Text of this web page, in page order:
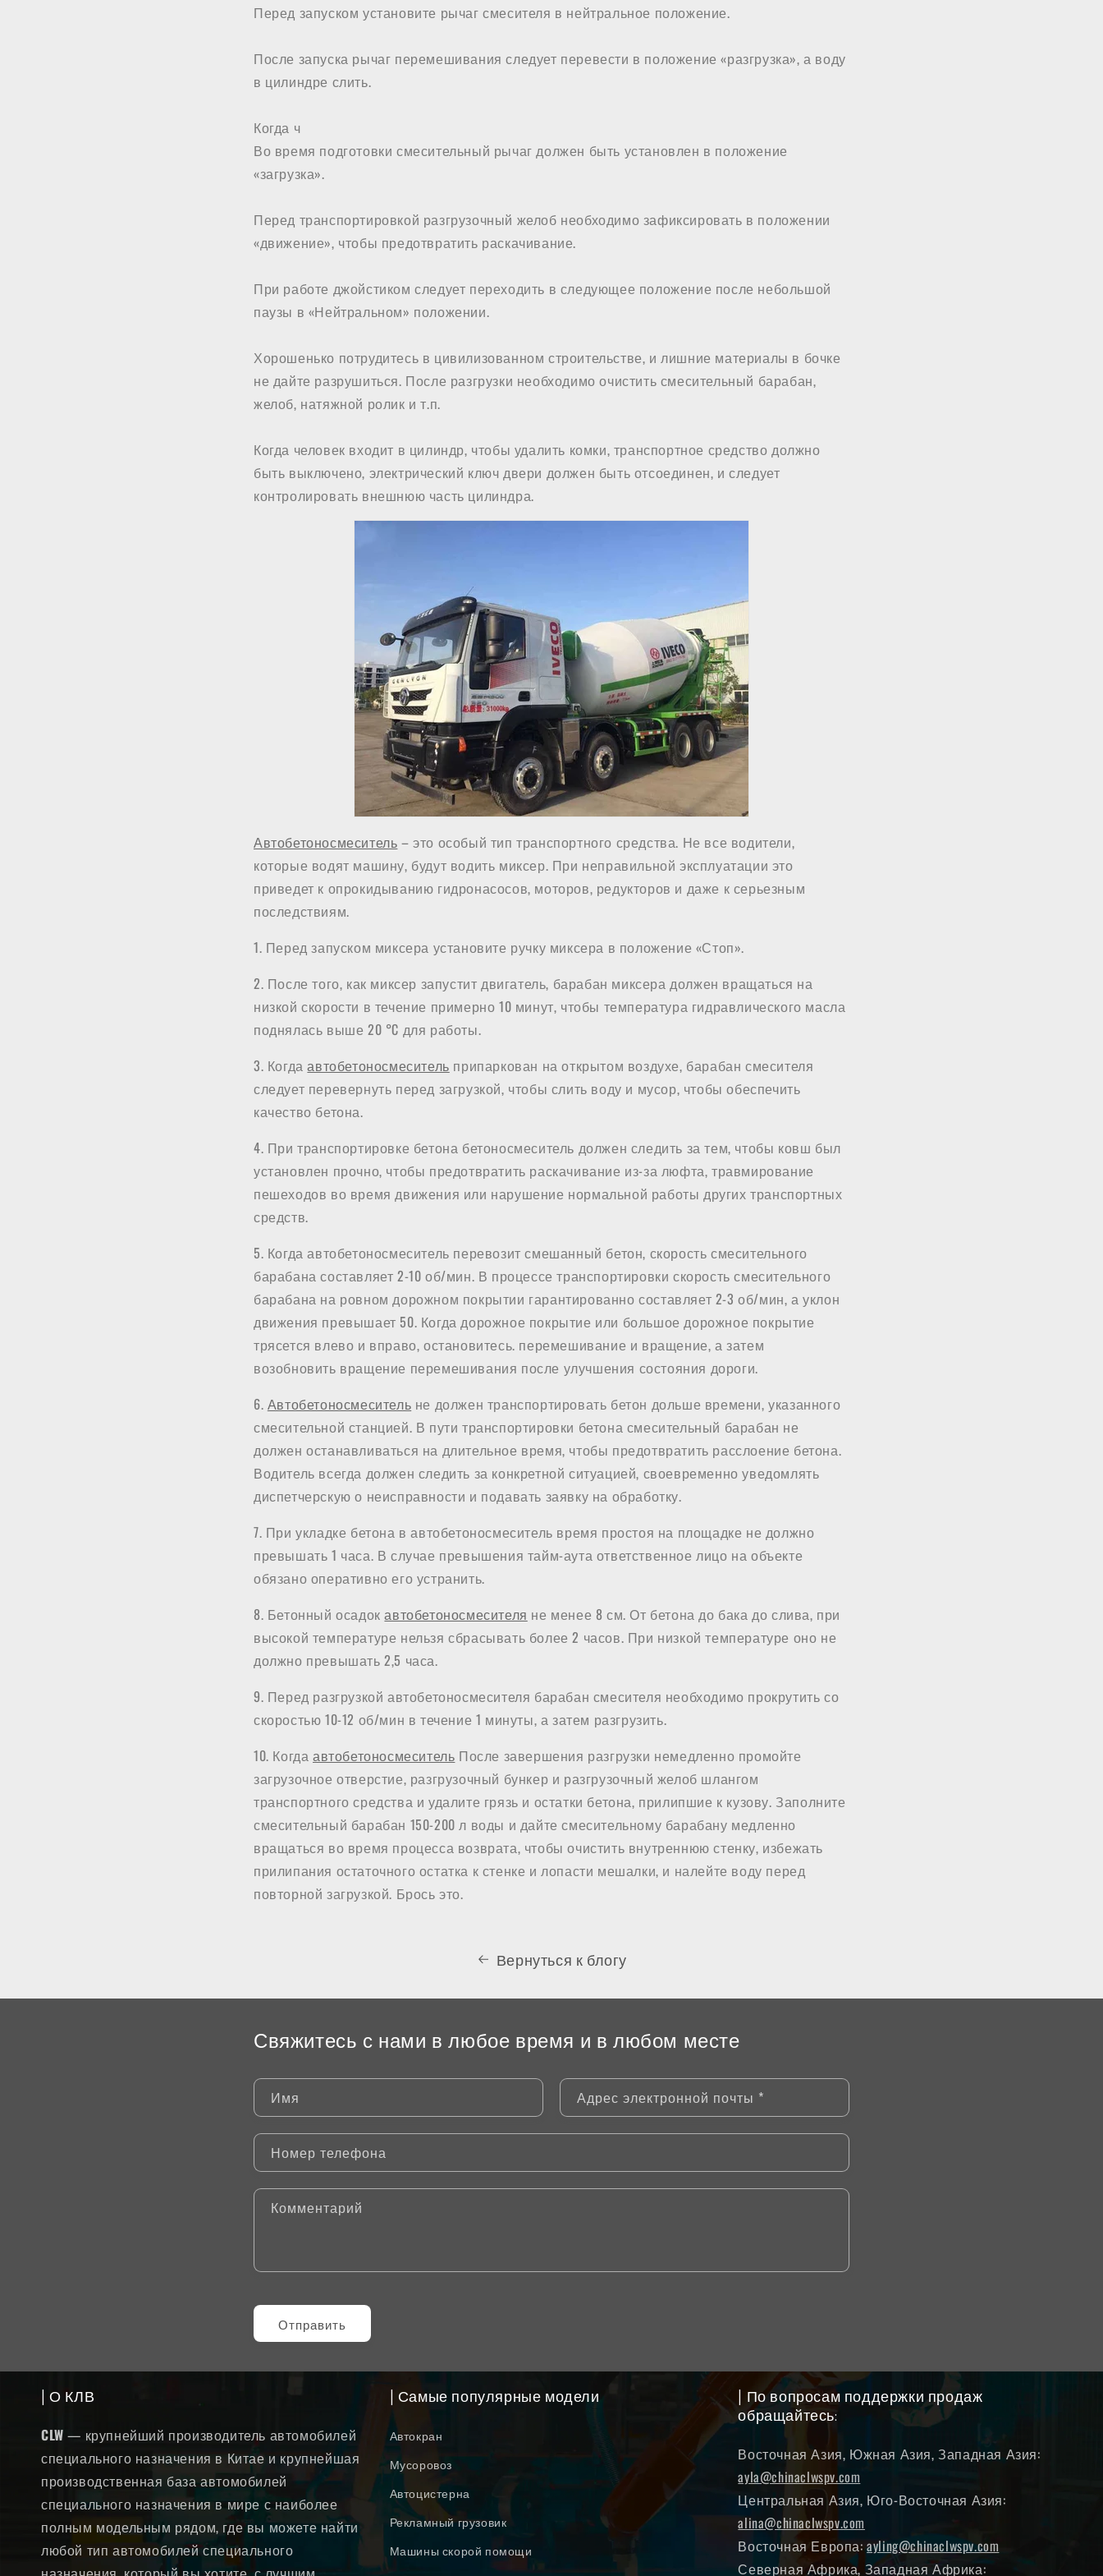
Перед запуском установите рычаг смесителя в нейтральное положение.
После запуска рычаг перемешивания следует перевести в положение «разгрузка», а воду
в цилиндре слить.
Когда ч
Во время подготовки смесительный рычаг должен быть установлен в положение
«загрузка».
Перед транспортировкой разгрузочный желоб необходимо зафиксировать в положении
«движение», чтобы предотвратить раскачивание.
При работе джойстиком следует переходить в следующее положение после небольшой
паузы в «Нейтральном» положении.
Хорошенько потрудитесь в цивилизованном строительстве, и лишние материалы в бочке
не дайте разрушиться. После разгрузки необходимо очистить смесительный барабан,
желоб, натяжной ролик и т.п.
Когда человек входит в цилиндр, чтобы удалить комки, транспортное средство должно
быть выключено, электрический ключ двери должен быть отсоединен, и следует
контролировать внешнюю часть цилиндра.
Автобетоносмеситель – это особый тип транспортного средства. Не все водители,
которые водят машину, будут водить миксер. При неправильной эксплуатации это
приведет к опрокидыванию гидронасосов, моторов, редукторов и даже к серьезным
последствиям.
1. Перед запуском миксера установите ручку миксера в положение «Стоп».
2. После того, как миксер запустит двигатель, барабан миксера должен вращаться на
низкой скорости в течение примерно 10 минут, чтобы температура гидравлического масла
поднялась выше 20 °C для работы.
3. Когдаавтобетоносмеситель припаркован на открытом воздухе, барабан смесителя
следует перевернуть перед загрузкой, чтобы слить воду и мусор, чтобы обеспечить
качество бетона.
4. При транспортировке бетона бетоносмеситель должен следить за тем, чтобы ковш был
установлен прочно, чтобы предотвратить раскачивание из-за люфта, травмирование
пешеходов во время движения или нарушение нормальной работы других транспортных
средств.
5. Когда автобетоносмеситель перевозит смешанный бетон, скорость смесительного
барабана составляет 2-10 об/мин. В процессе транспортировки скорость смесительного
барабана на ровном дорожном покрытии гарантированно составляет 2-3 об/мин, а уклон
движения превышает 50. Когда дорожное покрытие или большое дорожное покрытие
трясется влево и вправо, остановитесь. перемешивание и вращение, а затем
возобновить вращение перемешивания после улучшения состояния дороги.
6. Автобетоносмеситель не должен транспортировать бетон дольше времени, указанного
смесительной станцией. В пути транспортировки бетона смесительный барабан не
должен останавливаться на длительное время, чтобы предотвратить расслоение бетона.
Водитель всегда должен следить за конкретной ситуацией, своевременно уведомлять
диспетчерскую о неисправности и подавать заявку на обработку.
7. При укладке бетона в автобетоносмеситель время простоя на площадке не должно
превышать 1 часа. В случае превышения тайм-аута ответственное лицо на объекте
обязано оперативно его устранить.
8. Бетонный осадокавтобетоносмесителя не менее 8 см. От бетона до бака до слива, при
высокой температуре нельзя сбрасывать более 2 часов. При низкой температуре оно не
должно превышать 2,5 часа.
9. Перед разгрузкой автобетоносмесителя барабан смесителя необходимо прокрутить со
скоростью 10-12 об/мин в течение 1 минуты, а затем разгрузить.
10. Когда автобетоносмеситель После завершения разгрузки немедленно промойте
загрузочное отверстие, разгрузочный бункер и разгрузочный желоб шлангом
транспортного средства и удалите грязь и остатки бетона, прилипшие к кузову. Заполните
смесительный барабан 150-200 л воды и дайте смесительному барабану медленно
вращаться во время процесса возврата, чтобы очистить внутреннюю стенку, избежать
прилипания остаточного остатка к стенке и лопасти мешалки, и налейте воду перед
повторной загрузкой. Брось это.
Вернуться к блогу
Свяжитесь с нами в любое время и в любом месте
Имя Адрес электронной почты *
Номер телефона
Комментарий
Отправить
| О КЛВ
CLW — крупнейший производитель автомобилей
специального назначения в Китае и крупнейшая
производственная база автомобилей
специального назначения в мире с наиболее
полным модельным рядом, где вы можете найти
любой тип автомобилей специального
| Самые популярные модели
Автокран
Мусоровоз
Автоцистерна
Рекламный грузовик
Машины скорой помощи
| По вопросам поддержки продаж
обращайтесь:
Восточная Азия, Южная Азия, Западная Азия:
ayla@chinaclwspv.com
Центральная Азия, Юго-Восточная Азия:
alina@chinaclwspv.com
Восточная Европа:ayling@chinaclwspv.com
Северная Африка, Западная Африка: